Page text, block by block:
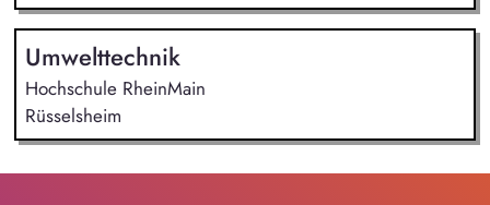
Umwelttechnik
Hochschule RheinMain
Rüsselsheim